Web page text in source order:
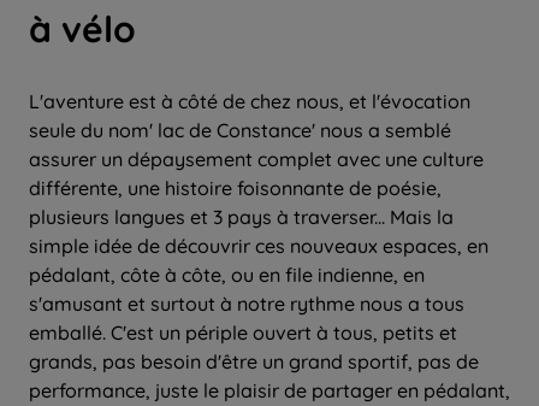
à vélo
L'aventure est à côté de chez nous, et l'évocation
seule du nom' lac de Constance' nous a semblé
assurer un dépaysement complet avec une culture
différente, une histoire foisonnante de poésie,
plusieurs langues et 3 pays à traverser... Mais la
simple idée de découvrir ces nouveaux espaces, en
pédalant, côte à côte, ou en file indienne, en
s'amusant et surtout à notre rythme nous a tous
emballé. C'est un périple ouvert à tous, petits et
grands, pas besoin d'être un grand sportif, pas de
performance, juste le plaisir de partager en pédalant,